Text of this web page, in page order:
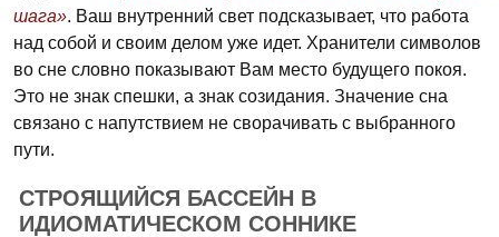
шага». Ваш внутренний свет подсказывает, что работа
над собой и своим делом уже идет. Хранители символов
во сне словно показывают Вам место будущего покоя.
Это не знак спешки, а знак созидания. Значение сна
связано с напутствием не сворачивать с выбранного
пути.
СТРОЯЩИЙСЯ БАССЕЙН В
ИДИОМАТИЧЕСКОМ СОННИКЕ